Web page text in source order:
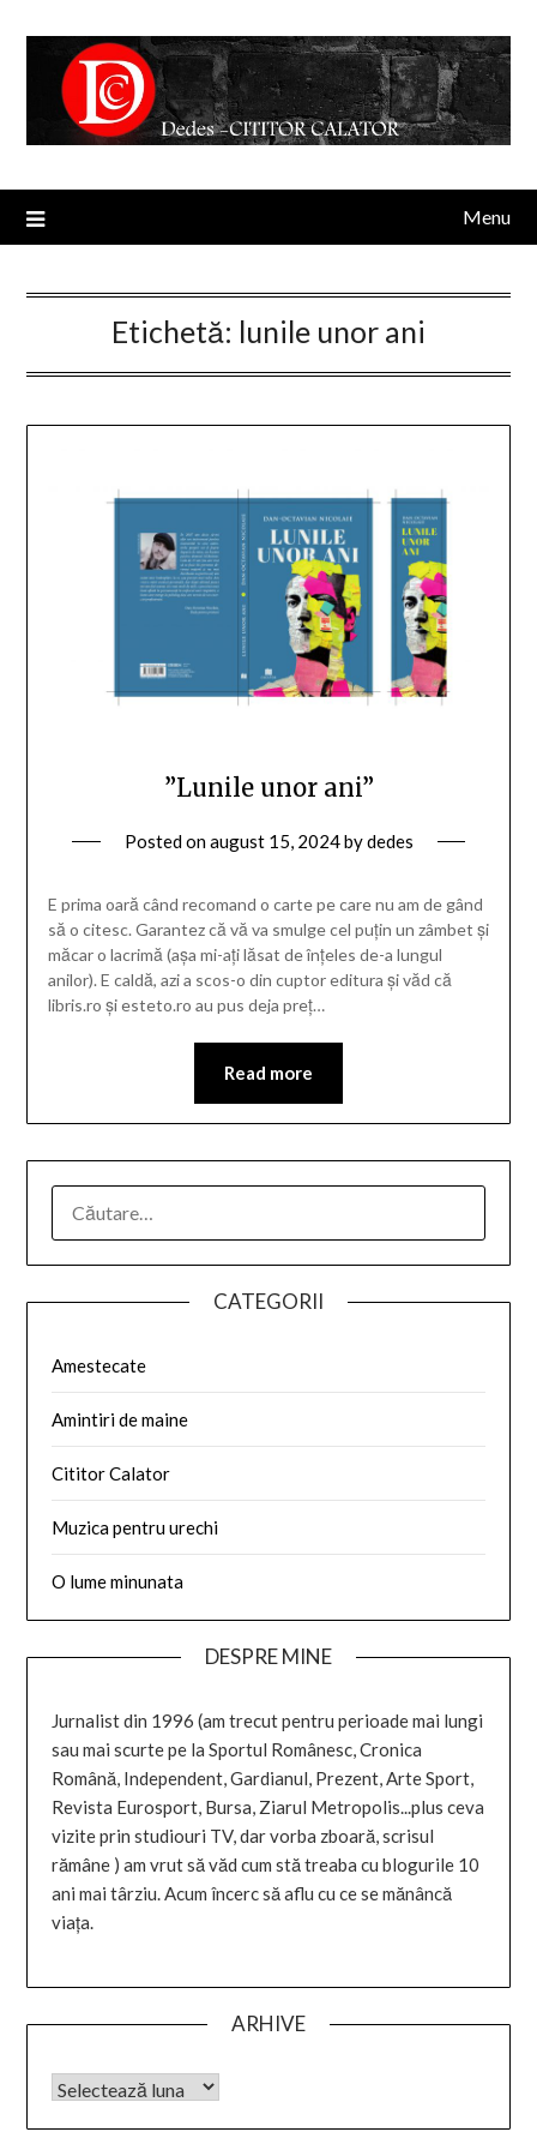
Menu
Etichetă: lunile unor ani
”Lunile unor ani”
Posted onaugust 15, 2024bydedes
E prima oară când recomand o carte pe care nu am de gând
să o citesc. Garantez că vă va smulge cel puțin un zâmbet și
măcar o lacrimă (așa mi-ați lăsat de înțeles de-a lungul
anilor). E caldă, azi a scos-o din cuptor editura și văd că
libris.ro și esteto.ro au pus deja preț…
Read more
CATEGORII
Amestecate
Amintiri de maine
Cititor Calator
Muzica pentru urechi
O lume minunata
DESPRE MINE
Jurnalist din 1996 (am trecut pentru perioade mai lungi
sau mai scurte pe la Sportul Românesc, Cronica
Română, Independent, Gardianul, Prezent, Arte Sport,
Revista Eurosport, Bursa, Ziarul Metropolis...plus ceva
vizite prin studiouri TV, dar vorba zboară, scrisul
rămâne ) am vrut să văd cum stă treaba cu blogurile 10
ani mai târziu. Acum încerc să aflu cu ce se mănâncă
viața.
ARHIVE